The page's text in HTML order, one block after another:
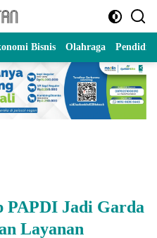
Bisnis Olahraga
PAPDI Jadi Garda
Layanan